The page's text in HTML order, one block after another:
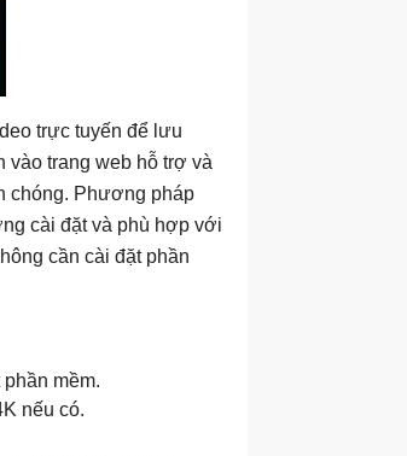
trực tuyến để lưu
vào trang web hỗ trợ và
chóng. Phương pháp
cài đặt và phù hợp với
cần cài đặt phần
mềm.
nếu có.